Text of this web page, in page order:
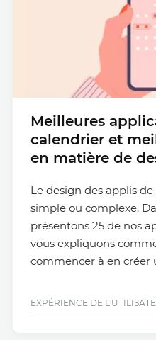
Meilleures
calendrier et
en matière de
Le design des applis
simple ou complexe.
présentons 25 de nos
vous expliquons
commencer à en créer
EXPÉRIENCE DE